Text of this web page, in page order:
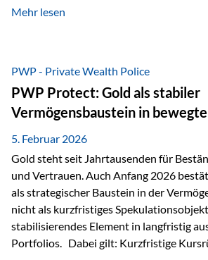
was bekommen – wann – und in welcher
bei größeren Vermögen ist das
Mehr lesen
PWP - Private Wealth Police
PWP Protect: Gold als stabiler
Vermögensbaustein in
5. Februar 2026
Gold steht seit Jahrtausenden für
und Vertrauen. Auch Anfang 2026
als strategischer Baustein in der
nicht als kurzfristiges
stabilisierendes Element in langfristig
Portfolios. Dabei gilt: Kurzfristige Kursrückgänge und